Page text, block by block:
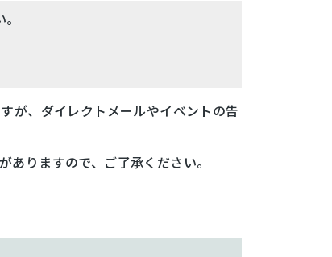
が、ダイレクトメールやイベントの告
りますので、ご了承ください。